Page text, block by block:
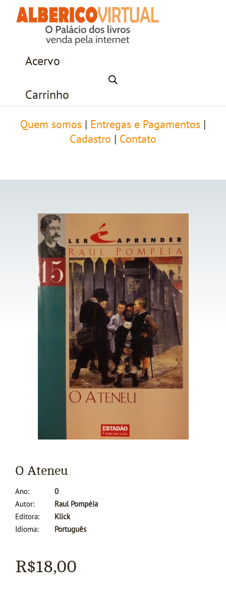
Acervo
Carrinho
Quem somos Entregas e Pagamentos
Cadastro
Contato
O Ateneu
Ano
0
Autor
Raul Pompéia
Editora
Klick
Idioma
Português
R$18,00